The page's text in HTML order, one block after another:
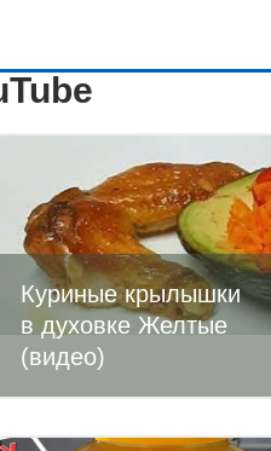
Куриные крылышки
в духовке Желтые
(видео)